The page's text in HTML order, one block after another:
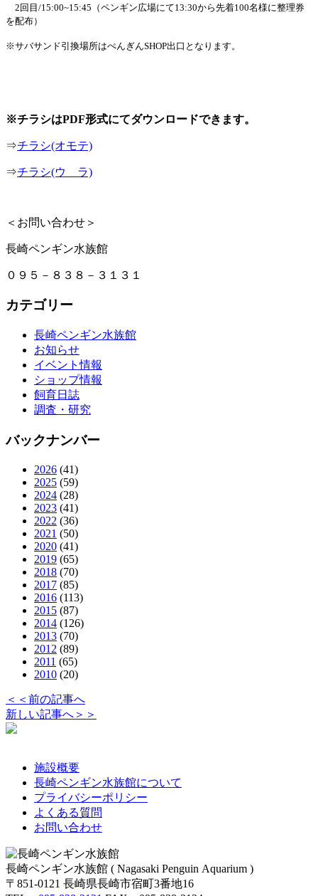
2回目/15:00~15:45（ペンギン広場にて13:30から先着100名様に整理券
を配布）
※サバサンド引換場所はぺんぎんSHOP出口となります。
※チラシはPDF形式にてダウンロードできます。
⇒チラシ(オモテ)
⇒チラシ(ウ ラ)
＜お問い合わせ＞
長崎ペンギン水族館
０９５－８３８－３１３１
カテゴリー
長崎ペンギン水族館
お知らせ
イベント情報
ショップ情報
飼育日誌
調査・研究
バックナンバー
2026 (41)
2025 (59)
2024 (28)
2023 (41)
2022 (36)
2021 (50)
2020 (41)
2019 (65)
2018 (70)
2017 (85)
2016 (113)
2015 (87)
2014 (126)
2013 (70)
2012 (89)
2011 (65)
2010 (20)
＜＜前の記事へ
新しい記事へ＞＞
施設概要
長崎ペンギン水族館について
プライバシーポリシー
よくある質問
お問い合わせ
長崎ペンギン水族館 ( Nagasaki Penguin Aquarium )
〒851-0121 長崎県長崎市宿町3番地16